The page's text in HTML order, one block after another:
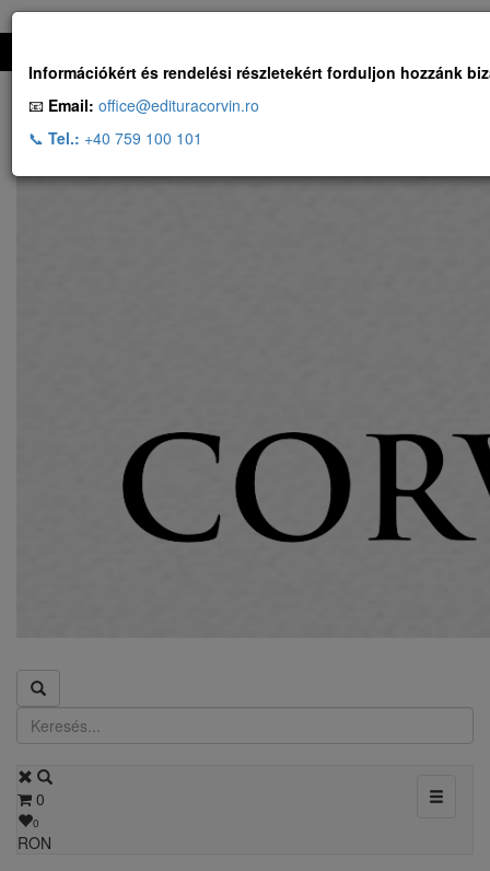
Toggle
0
0
RON
Információkért és rendelési részletekért forduljon hozzánk
📧 Email: office@edituracorvin.ro
📞 Tel.: +40 759 100 101